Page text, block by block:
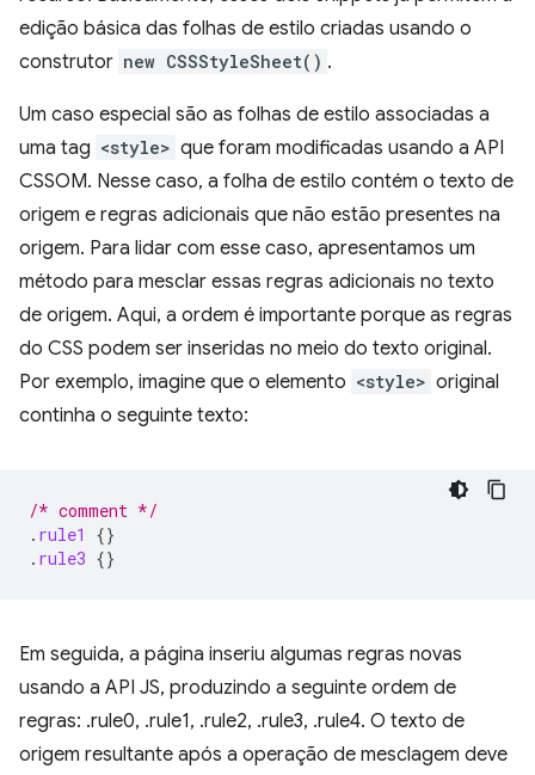
edição básica das folhas de estilo criadas usando o
construtor new CSSStyleSheet() .
Um caso especial são as folhas de estilo associadas a
uma tag <style> que foram modificadas usando a API
CSSOM. Nesse caso, a folha de estilo contém o texto de
origem e regras adicionais que não estão presentes na
origem. Para lidar com esse caso, apresentamos um
método para mesclar essas regras adicionais no texto
de origem. Aqui, a ordem é importante porque as regras
do CSS podem ser inseridas no meio do texto original.
Por exemplo, imagine que o elemento <style> original
continha o seguinte texto:
/* comment */
. rule1
{}
. rule3 {}
Em seguida, a página inseriu algumas regras novas
usando a API JS, produzindo a seguinte ordem de
regras: .rule0, .rule1, .rule2, .rule3, .rule4. O texto de
origem resultante após a operação de mesclagem deve